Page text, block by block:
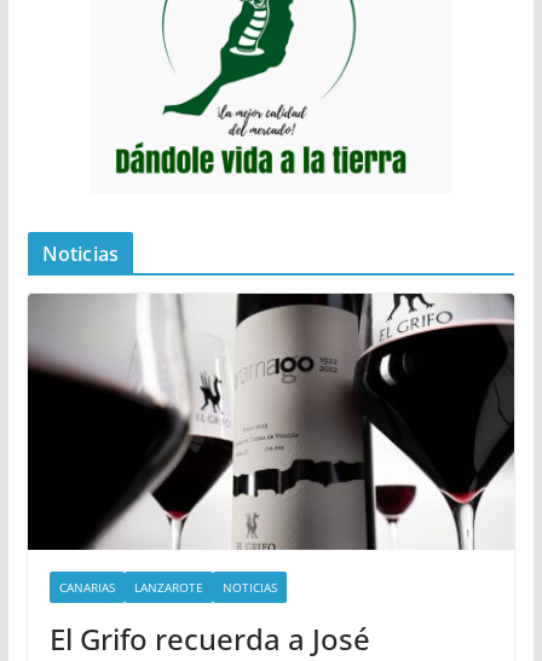
Noticias
CANARIAS LANZAROTE NOTICIAS
El Grifo recuerda a José